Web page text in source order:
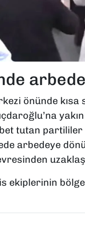
önünde
tutan partililer
arbedeye
ekiplerinin